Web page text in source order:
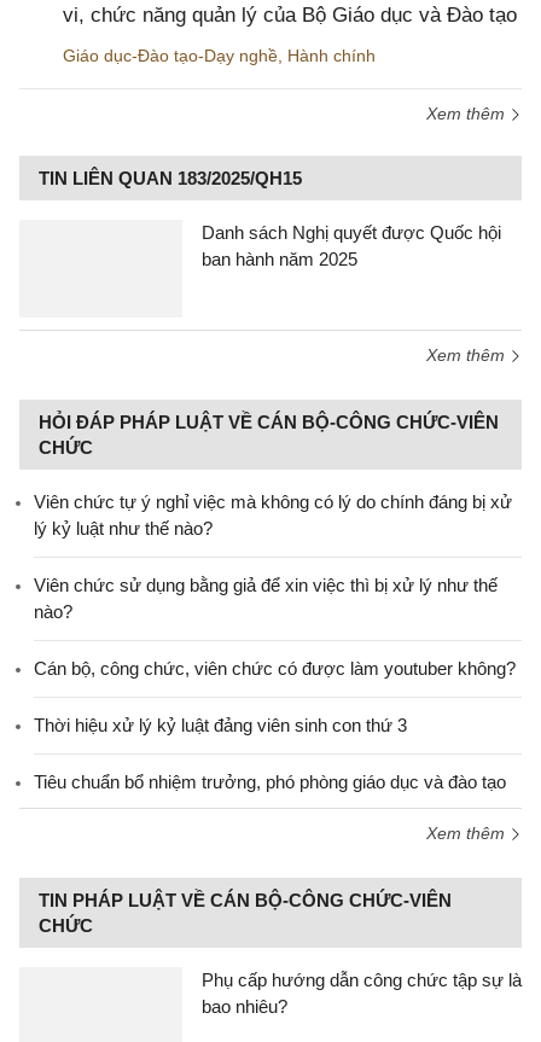
vi, chức năng quản lý của Bộ Giáo dục và Đào tạo
Giáo dục-Đào tạo-Dạy nghề Hành chính
Xem thêm
TIN LIÊN QUAN 183/2025/QH15
Danh sách Nghị quyết được Quốc hội
ban hành năm 2025
Xem thêm
HỎI ĐÁP PHÁP LUẬT VỀ CÁN BỘ-CÔNG CHỨC-VIÊN
CHỨC
Viên chức tự ý nghỉ việc mà không có lý do chính đáng bị xử
lý kỷ luật như thế nào?
Viên chức sử dụng bằng giả để xin việc thì bị xử lý như thế
nào?
Cán bộ, công chức, viên chức có được làm youtuber không?
Thời hiệu xử lý kỷ luật đảng viên sinh con thứ 3
Tiêu chuẩn bổ nhiệm trưởng, phó phòng giáo dục và đào tạo
Xem thêm
TIN PHÁP LUẬT VỀ CÁN BỘ-CÔNG CHỨC-VIÊN
CHỨC
Phụ cấp hướng dẫn công chức tập sự là
bao nhiêu?